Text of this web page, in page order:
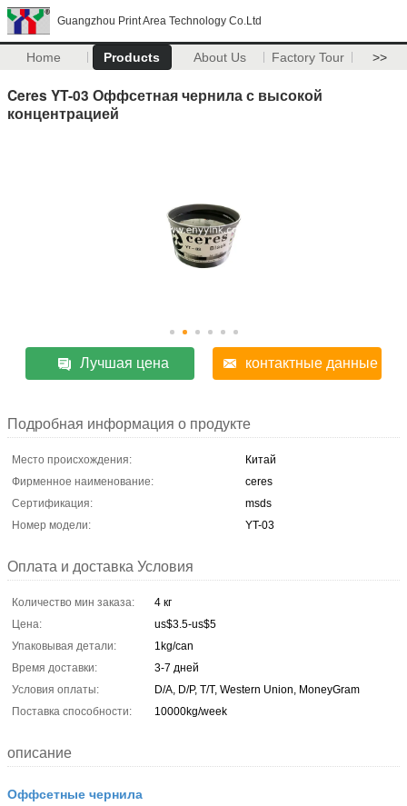
Guangzhou Print Area Technology Co.Ltd
Home Products About Us Factory Tour >>
Ceres YT-03 Оффсетная чернила с высокой
концентрацией
Лучшая цена контактные данные
Подробная информация о продукте
Место происхождения:
Китай
Фирменное наименование:
ceres
Сертификация:
msds
Номер модели:
YT-03
Оплата и доставка Условия
Количество мин заказа:
4 кг
Цена:
us$3.5-us$5
Упаковывая детали:
1kg/can
Время доставки:
3-7 дней
Условия оплаты:
D/A, D/P, T/T, Western Union, MoneyGram
Поставка способности:
10000kg/week
описание
Оффсетные чернила